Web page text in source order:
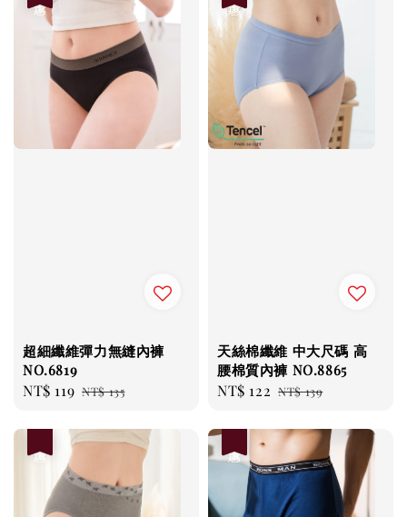
超細纖維彈力無縫內褲
NO.6819
Sale
NT$ 119 Regular
NT$ 135
天絲棉纖維 中大尺碼 高
腰棉質內褲 NO.8865
Sale
NT$ 122 Regular
NT$ 139